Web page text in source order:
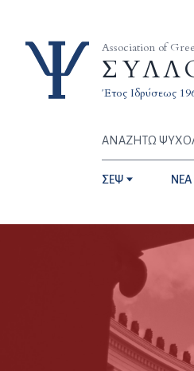
Association of
Έτος Ιδρύσεως
ΑΝΑΖΗΤΩ
ΣΕΨ NEA